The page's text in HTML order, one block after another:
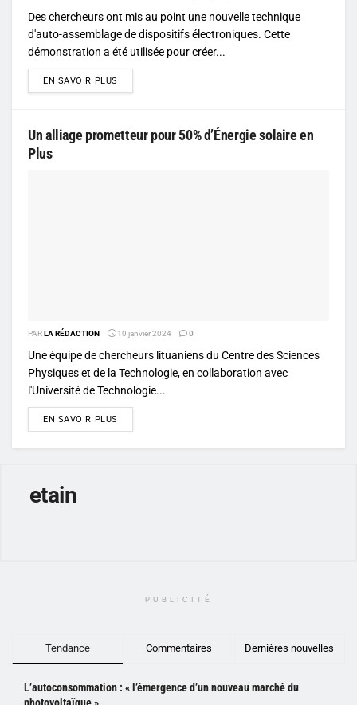
Des chercheurs ont mis au point une nouvelle technique
d'auto-assemblage de dispositifs électroniques. Cette
démonstration a été utilisée pour créer...
EN SAVOIR PLUS
Un alliage prometteur pour 50% d’Énergie solaire en
Plus
PARLA RÉDACTION 10 janvier 2024 0
Une équipe de chercheurs lituaniens du Centre des Sciences
Physiques et de la Technologie, en collaboration avec
l'Université de Technologie...
EN SAVOIR PLUS
etain
PUBLICITÉ
Tendance Commentaires Dernières nouvelles
L’autoconsommation : « l’émergence d’un nouveau marché du
photovoltaïque »